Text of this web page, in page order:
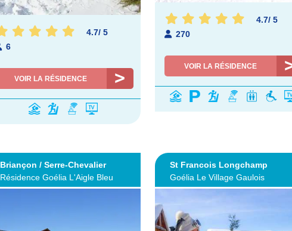
4.7/ 5
6
VOIR LA RÉSIDENCE
4.7/ 5
270
VOIR LA RÉSIDENCE
Briançon / Serre-Chevalier
Résidence Goélia L'Aigle Bleu
St Francois Longchamp
Goélia Le Village Gaulois